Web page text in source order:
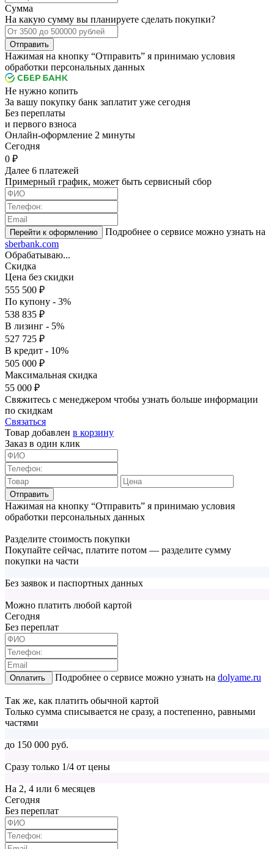
Сумма
На какую сумму вы планируете сделать покупки?
Отправить
Нажимая на кнопку “Отправить” я принимаю условия
обработки персональных данных
Не нужно копить
За вашу покупку банк заплатит уже сегодня
Без переплаты
и первого взноса
Онлайн-оформление 2 минуты
Cегодня
0 ₽
Далее 6 платежей
Примерный график, может быть сервисный сбор
Подробнее о сервисе можно узнать на
sberbank.com
Обрабатываю...
Скидка
Цена без скидки
555 500 ₽
По купону - 3%
538 835 ₽
В лизинг - 5%
527 725 ₽
В кредит - 10%
505 000 ₽
Максимальная скидка
55 000 ₽
Свяжитесь с менеджером чтобы узнать больше информации
по скидкам
Связаться
Товар добавлен в корзину
Заказ в один клик
Отправить
Нажимая на кнопку “Отправить” я принимаю условия
обработки персональных данных
Разделите стоимость покупки
Покупайте сейчас, платите потом — разделите сумму
покупки на части
Без заявок и паспортных данных
Можно платить любой картой
Cегодня
Без переплат
Оплатить Подробнее о сервисе можно узнать на dolyame.ru
Так же, как платить обычной картой
Только сумма списывается не сразу, а постепенно, равными
частями
до 150 000 руб.
Сразу только 1/4 от цены
На 2, 4 или 6 месяцев
Cегодня
Без переплат